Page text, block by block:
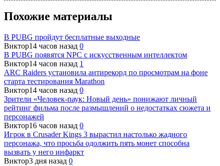
Похожие материалы
В PUBG пройдут бесплатные выходные
Виктор14 часов назад 0
В PUBG появятся NPC с искусственным интеллектом
Виктор14 часов назад 1
ARC Raiders установила антирекорд по просмотрам на фоне
старта тестирования Marathon
Виктор14 часов назад 0
Зрители «Человек-паук: Новый день» понижают личный
рейтинг фильма после размышлений о недостатках сюжета и
персонажей
Виктор16 часов назад 0
Игрок в Crusader Kings 3 вырастил настолько жадного
персонажа, что просьба одолжить пять монет способна
вызвать у него инфаркт
Виктор3 дня назад 0